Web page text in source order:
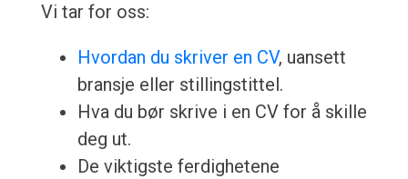
Vi tar for oss:
Hvordan du skriver en CV, uansett
bransje eller stillingstittel.
Hva du bør skrive i en CV for å skille
deg ut.
De viktigste ferdighetene